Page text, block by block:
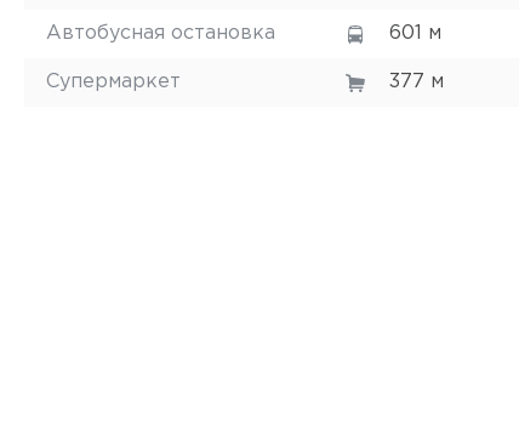
Автобусная остановка 601 м
Супермаркет 377 м